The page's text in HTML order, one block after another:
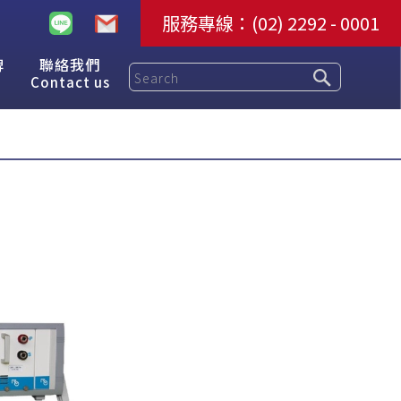
服務專線： (02) 2292 - 0001
聯絡我們
Contact us